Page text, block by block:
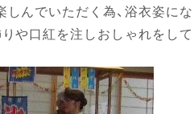
んでいただく為、浴衣姿に
や口紅を注しおしゃれをし